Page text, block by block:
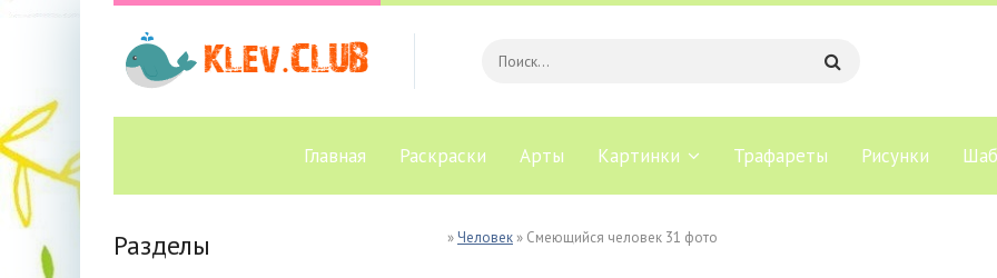
Главная Раскраски Арты Картинки Трафареты Рисунки
»Человек » Смеющийся человек 31 фото
Разделы